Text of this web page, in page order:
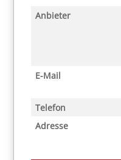
Anbieter
E-Mail
Telefon
Adresse